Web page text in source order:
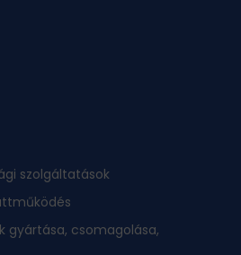
szolgáltatások
gyártása, csomagolása,